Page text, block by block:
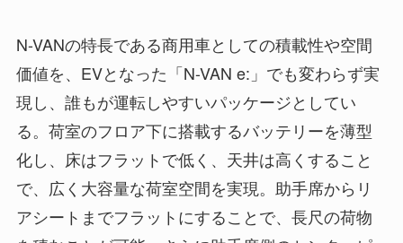
N-VANの特長である商用車としての積載性や空間
価値を、EVとなった「N-VAN e:」でも変わらず実
現し、誰もが運転しやすいパッケージとしてい
る。荷室のフロア下に搭載するバッテリーを薄型
化し、床はフラットで低く、天井は高くすること
で、広く大容量な荷室空間を実現。助手席からリ
アシートまでフラットにすることで、長尺の荷物